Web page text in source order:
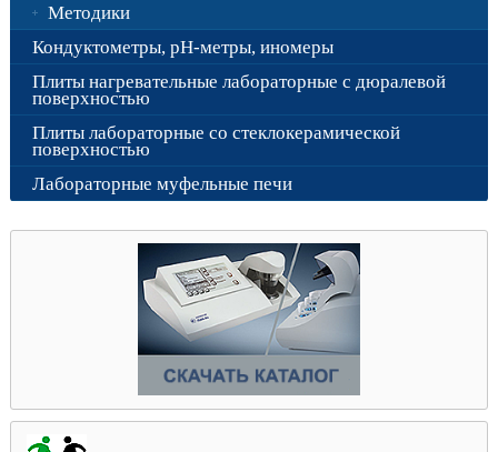
Методики
Кондуктометры, рН-метры, иномеры
Плиты нагревательные лабораторные с дюралевой
поверхностью
Плиты лабораторные со стеклокерамической
поверхностью
Лабораторные муфельные печи